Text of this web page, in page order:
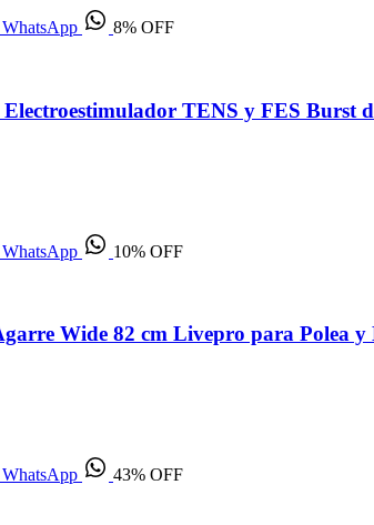
8% OFF
TENS y FES Burst
10% OFF
Wide 82 cm Livepro para Polea y
43% OFF